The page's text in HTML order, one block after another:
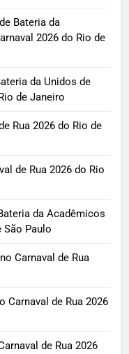
Bateria da
2026 do Rio de
da Unidos de
de Janeiro
Rua 2026 do Rio de
de Rua 2026 do Rio
da Acadêmicos
São Paulo
Carnaval de Rua
Carnaval de Rua 2026
de Rua 2026